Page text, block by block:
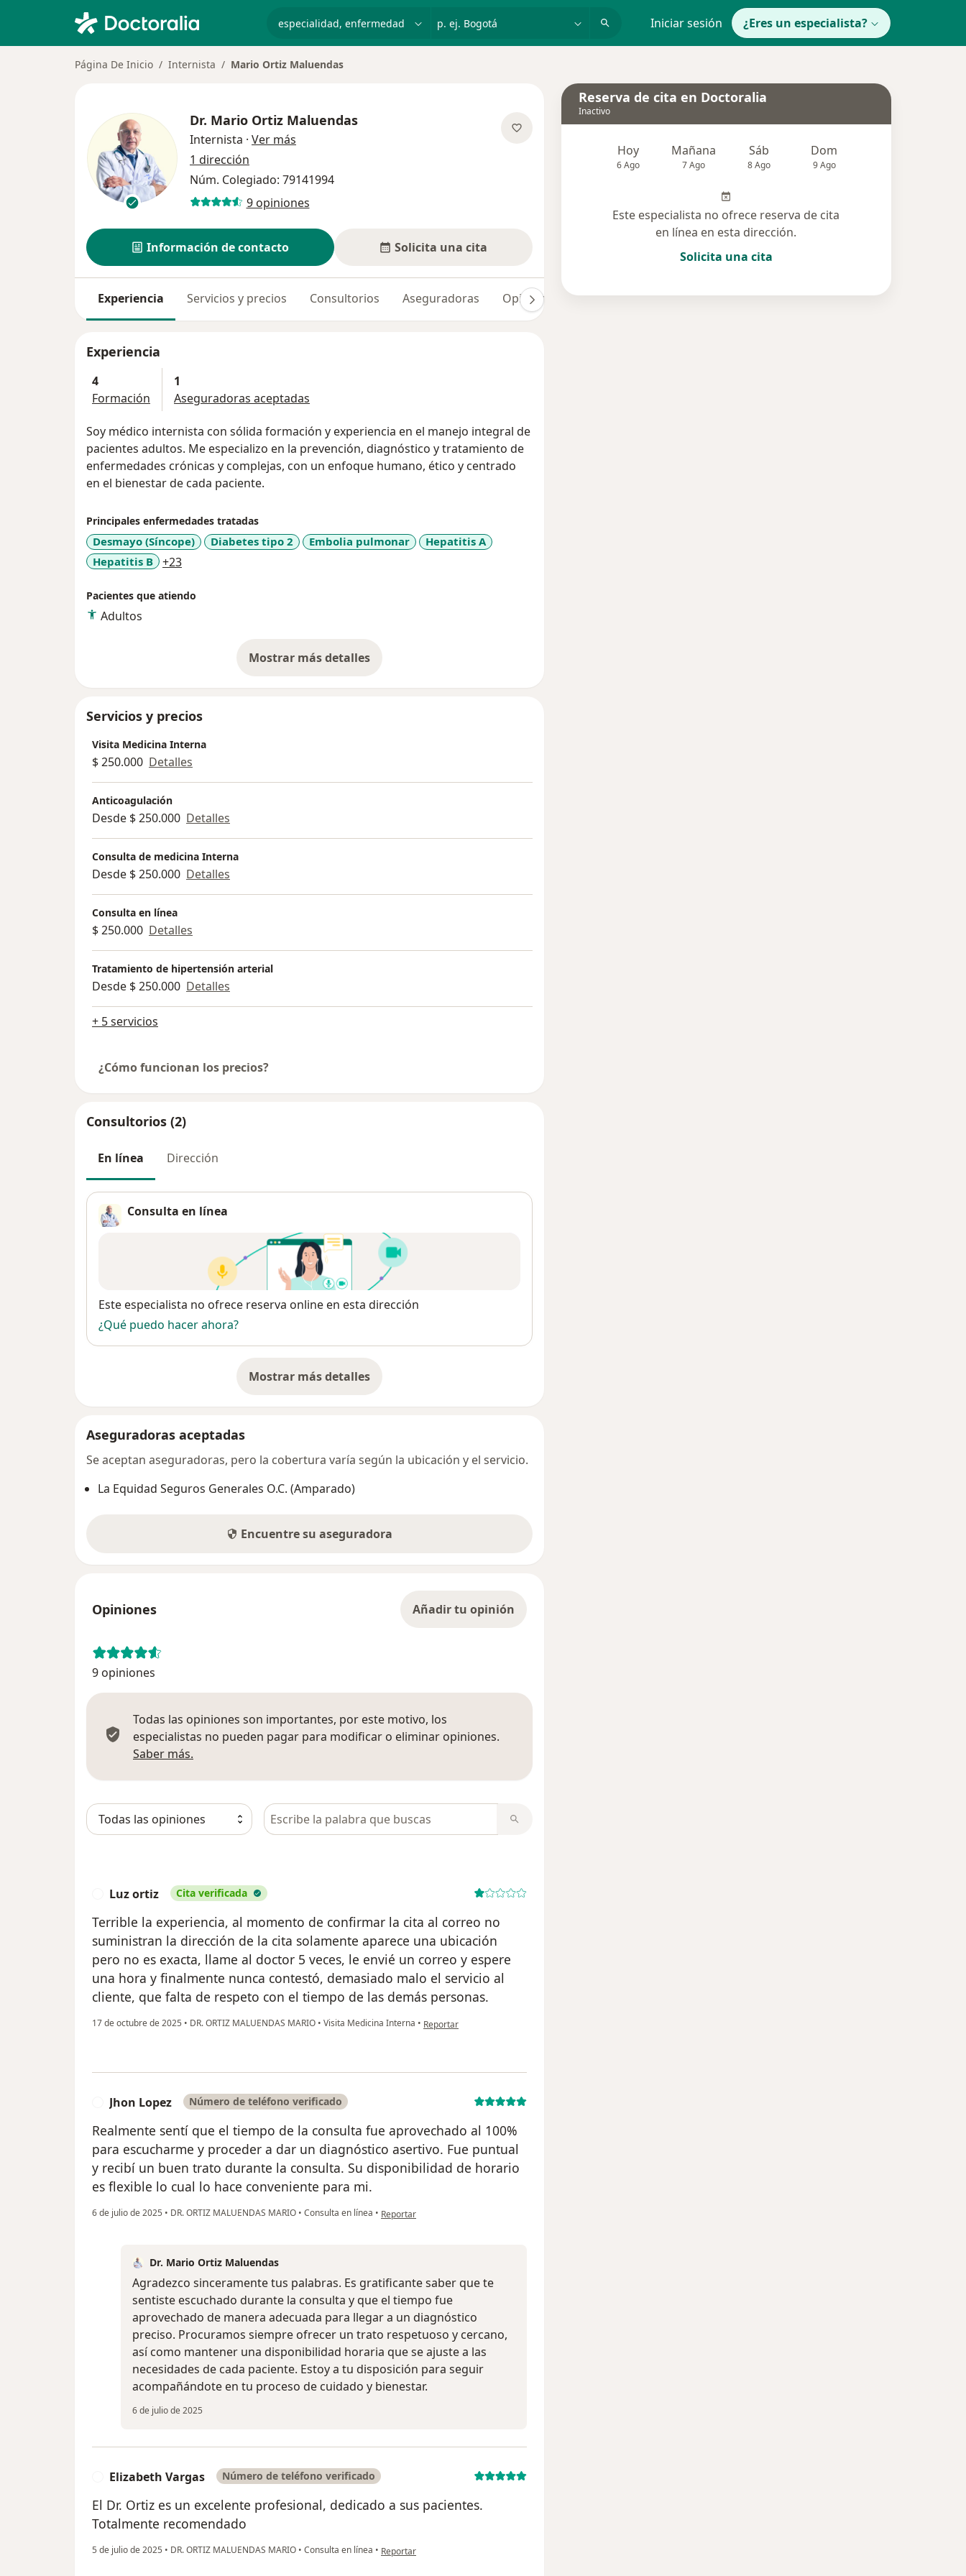
p. ej. Bogotá Iniciar sesión ¿Eres un especialista?
Página De Inicio Internista Mario Ortiz Maluendas
Dr. Mario Ortiz Maluendas
Internista · Ver más
1 dirección
Núm. Colegiado: 79141994
9 opiniones
Información de contacto Solicita una cita
Experiencia Servicios y precios Consultorios Aseguradoras Opiniones (9) Dudas solucionadas (7)
Experiencia
4
Formación
1
Aseguradoras aceptadas
Soy médico internista con sólida formación y experiencia en el manejo integral de
pacientes adultos. Me especializo en la prevención, diagnóstico y tratamiento de
enfermedades crónicas y complejas, con un enfoque humano, ético y centrado
en el bienestar de cada paciente.
Principales enfermedades tratadas
Desmayo (Síncope) Diabetes tipo 2 Embolia pulmonar
Hepatitis A
Hepatitis B
+23a11y_sr_more_diseases
Pacientes que atiendo
Adultos
Mostrar más detalles
sobre la experiencia
Servicios y precios
Visita Medicina Interna
$ 250.000 Detalles
Anticoagulación
Desde $ 250.000 Detalles
Consulta de medicina Interna
Desde $ 250.000 Detalles
Consulta en línea
$ 250.000 Detalles
Tratamiento de hipertensión arterial
Desde $ 250.000 Detalles
+ 5 servicios
¿Cómo funcionan los precios?
Consultorios (2)
En línea Dirección
Consulta en línea
Disponibilidad
Este especialista no ofrece reserva online en esta dirección
¿Qué puedo hacer ahora?
Mostrar más detalles
sobre la dirección
Aseguradoras aceptadas
Se aceptan aseguradoras, pero la cobertura varía según la ubicación y el servicio.
La Equidad Seguros Generales O.C. (Amparado)
Encuentre su aseguradora
Opiniones Añadir tu opinión
9 opiniones
Todas las opiniones son importantes, por este motivo, los
especialistas no pueden pagar para modificar o eliminar opiniones.
Saber más.
Busca en opiniones
Luz ortiz Cita verificada
Terrible la experiencia, al momento de confirmar la cita al correo no
suministran la dirección de la cita solamente aparece una ubicación
pero no es exacta, llame al doctor 5 veces, le envié un correo y espere
una hora y finalmente nunca contestó, demasiado malo el servicio al
cliente, que falta de respeto con el tiempo de las demás personas.
17 de octubre de 2025 • DR. ORTIZ MALUENDAS MARIO • Visita Medicina Interna • en opinión del usuario Luz ortiz
Reportar
Jhon Lopez Número de teléfono verificado
Realmente sentí que el tiempo de la consulta fue aprovechado al 100%
para escucharme y proceder a dar un diagnóstico asertivo. Fue puntual
y recibí un buen trato durante la consulta. Su disponibilidad de horario
es flexible lo cual lo hace conveniente para mi.
6 de julio de 2025 • DR. ORTIZ MALUENDAS MARIO • Consulta en línea • en opinión del usuario Jhon Lopez
Reportar
Dr. Mario Ortiz Maluendas
Agradezco sinceramente tus palabras. Es gratificante saber que te
sentiste escuchado durante la consulta y que el tiempo fue
aprovechado de manera adecuada para llegar a un diagnóstico
preciso. Procuramos siempre ofrecer un trato respetuoso y cercano,
así como mantener una disponibilidad horaria que se ajuste a las
necesidades de cada paciente. Estoy a tu disposición para seguir
acompañándote en tu proceso de cuidado y bienestar.
6 de julio de 2025
Elizabeth Vargas Número de teléfono verificado
El Dr. Ortiz es un excelente profesional, dedicado a sus pacientes.
Totalmente recomendado
5 de julio de 2025 • DR. ORTIZ MALUENDAS MARIO • Consulta en línea • en opinión del usuario Elizabeth Vargas
Reportar
Reserva de cita en Doctoralia
Inactivo
Hoy
6 Ago
Mañana
7 Ago
Sáb
8 Ago
Dom
9 Ago
Este especialista no ofrece reserva de cita
en línea en esta dirección.
Solicita una cita